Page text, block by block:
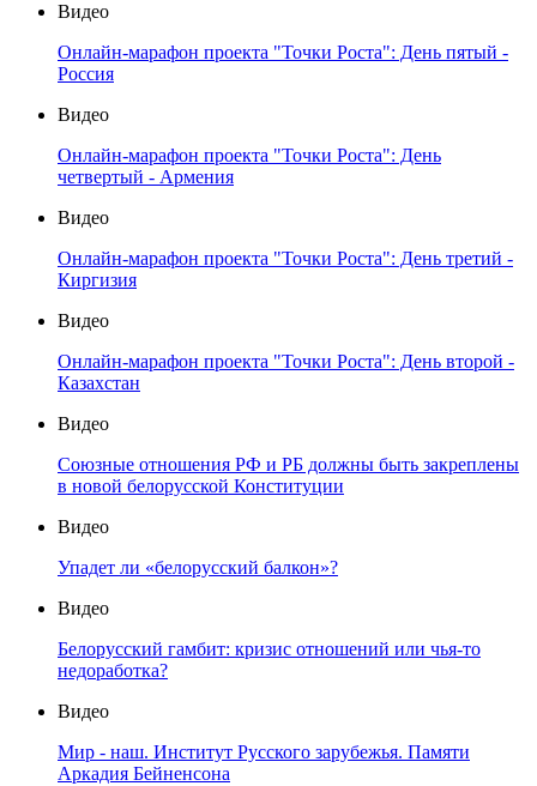
Видео
Онлайн-марафон проекта "Точки Роста": День пятый -
Россия
Видео
Онлайн-марафон проекта "Точки Роста": День
четвертый - Армения
Видео
Онлайн-марафон проекта "Точки Роста": День третий -
Киргизия
Видео
Онлайн-марафон проекта "Точки Роста": День второй -
Казахстан
Видео
Союзные отношения РФ и РБ должны быть закреплены
в новой белорусской Конституции
Видео
Упадет ли «белорусский балкон»?
Видео
Белорусский гамбит: кризис отношений или чья-то
недоработка?
Видео
Мир - наш. Институт Русского зарубежья. Памяти
Аркадия Бейненсона